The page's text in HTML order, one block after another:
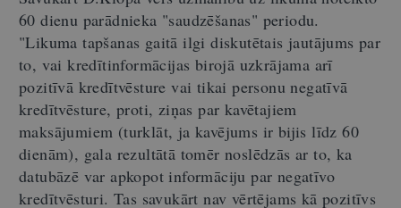
60 dienu parādnieka "saudzēšanas" periodu.
"Likuma tapšanas gaitā ilgi diskutētais jautājums par
to, vai kredītinformācijas birojā uzkrājama arī
pozitīvā kredītvēsture vai tikai personu negatīvā
kredītvēsture, proti, ziņas par kavētajiem
maksājumiem (turklāt, ja kavējums ir bijis līdz 60
dienām), gala rezultātā tomēr noslēdzās ar to, ka
datubāzē var apkopot informāciju par negatīvo
kredītvēsturi. Tas savukārt nav vērtējams kā pozitīvs